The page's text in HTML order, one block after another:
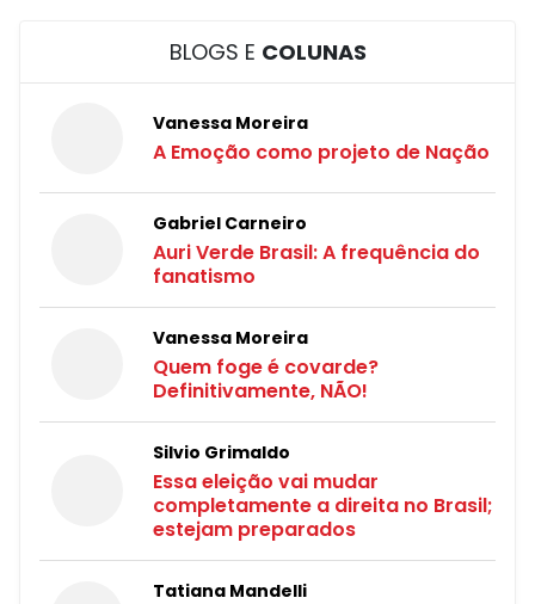
BLOGS E COLUNAS
Vanessa Moreira
A Emoção como projeto de Nação
Gabriel Carneiro
Auri Verde Brasil: A frequência do
fanatismo
Vanessa Moreira
Quem foge é covarde?
Definitivamente, NÃO!
Silvio Grimaldo
Essa eleição vai mudar
completamente a direita no Brasil;
estejam preparados
Tatiana Mandelli